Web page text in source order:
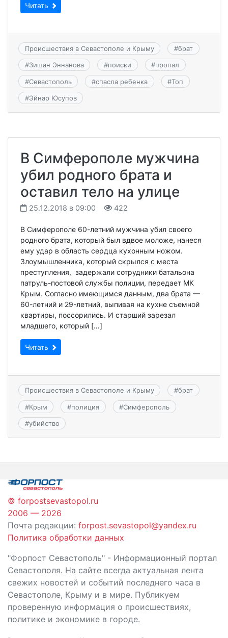
Читать
Происшествия в Севастополе и Крыму #брат
#Зишан Эннанова #поиски #пропал
#Севастополь #спасла ребенка #Топ
#Эйнар Юсупов
В Симферополе мужчина
убил родного брата и
оставил тело на улице
25.12.2018 в 09:00 422
В Симферополе 60-летний мужчина убил своего
родного брата, который был вдвое моложе, нанеся
ему удар в область сердца кухонным ножом.
Злоумышленника, который скрылся с места
преступления, задержали сотрудники батальона
патруль-постовой службы полиции, передает МК
Крым. Согласно имеющимся данным, два брата —
60-летний и 29-летний, выпивая на кухне съемной
квартиры, поссорились. И старший зарезал
младшего, который […]
Читать
Происшествия в Севастополе и Крыму #брат
#Крым #полиция #Симферополь
#убийство
© forpostsevastopol.ru
2006 — 2026
Почта редакции: forpost.sevastopol@yandex.ru
Политика обработки данных
"Форпост Севастополь" - Информационный портал
Севастополя. На сайте всегда актуальная лента
свежих новостей и событий последнего часа в
Севастополе, Крыму и в мире. Публикуем
проверенную информация о происшествиях,
политике и экономике в городе.